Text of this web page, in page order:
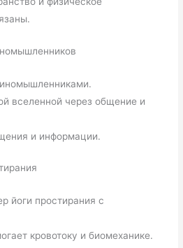
вселенной через общение и
и информации.
йоги простирания с
кровотоку и биомеханике.